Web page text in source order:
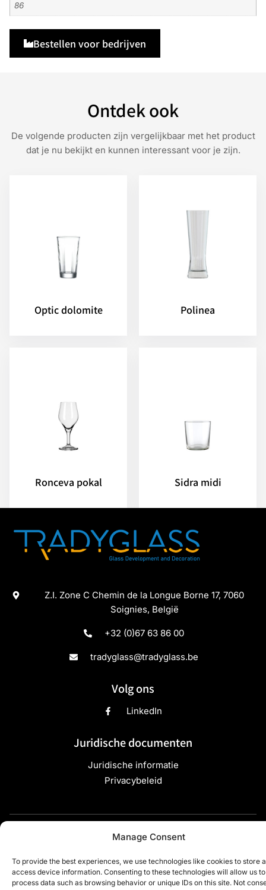
Manage Consent
To provide the best experiences, we use technologies like cookies to store
access device information. Consenting to these technologies will allow us to
process data such as browsing behavior or unique IDs on this site. Not
86
Bestellen voor bedrijven
Ontdek ook
De volgende producten zijn vergelijkbaar met het product
dat je nu bekijkt en kunnen interessant voor je zijn.
Optic dolomite Polinea
Ronceva pokal Sidra midi
Z.I. Zone C Chemin de la Longue Borne 17, 7060
Soignies, België
+32 (0)67 63 86 00
tradyglass@tradyglass.be
Volg ons
LinkedIn
Juridische documenten
Juridische informatie
Privacybeleid
voorbehouden - Site ontwikkeld door